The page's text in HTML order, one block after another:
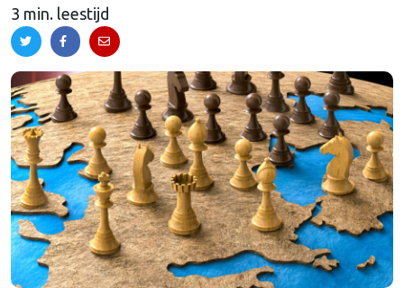
3 min. leestijd